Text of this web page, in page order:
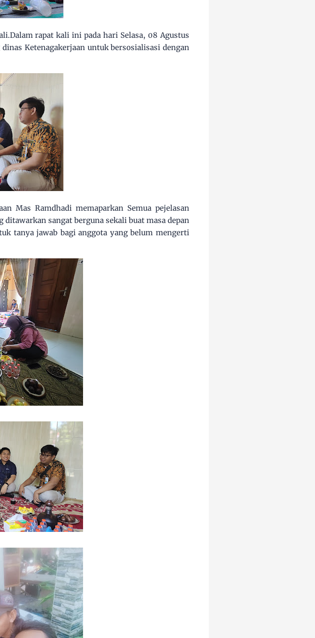
rapat kali ini pada hari Selasa, 08 Agustus
Ketenagakerjaan untuk bersosialisasi dengan
Mas Ramdhadi memaparkan Semua pejelasan
ditawarkan sangat berguna sekali buat masa depan
tanya jawab bagi anggota yang belum mengerti